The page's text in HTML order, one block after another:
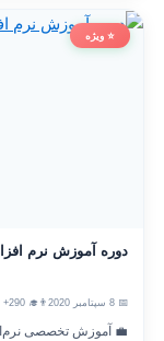
⭐ ویژه
دوره آموزش نرم افزار
👨‍🎓 290+ نفر
💼 آموزش تخصصی